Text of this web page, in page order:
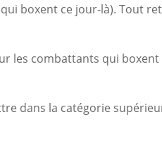
boxent ce jour-là). Tout
les combattants qui
dans la catégorie